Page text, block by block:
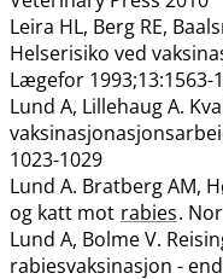
Leira HL, Berg RE,
Helserisiko ved
Lægefor 1993;13:1563-
Lund A, Lillehaug A.
1023-1029
Lund A. Bratberg AM,
og katt mot rabies.
Lund A, Bolme V.
rabiesvaksinasjon -